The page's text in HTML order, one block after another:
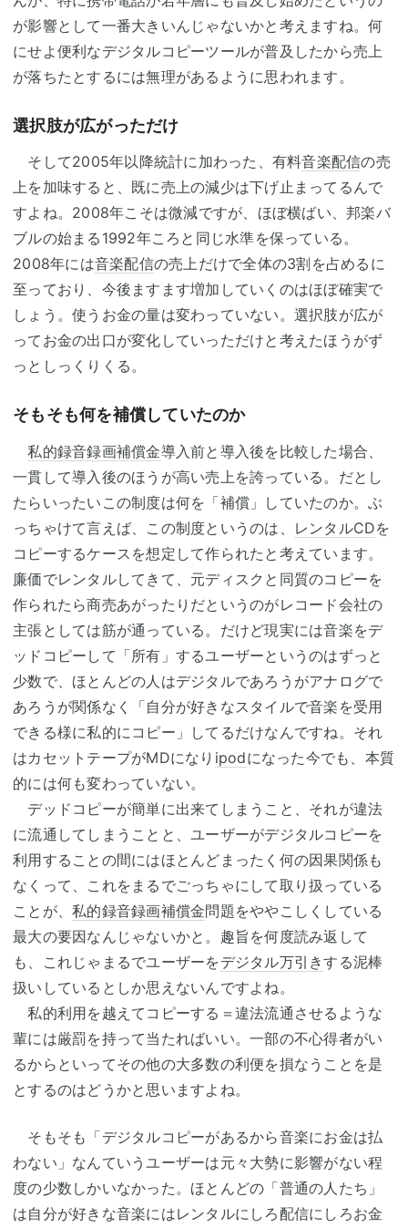
が影響として一番大きいんじゃないかと考えますね。何
にせよ便利なデジタルコピーツールが普及したから売上
が落ちたとするには無理があるように思われます。
選択肢が広がっただけ
そして2005年以降統計に加わった、有料音楽配信の売
上を加味すると、既に売上の減少は下げ止まってるんで
すよね。2008年こそは微減ですが、ほぼ横ばい、邦楽バ
ブルの始まる1992年ころと同じ水準を保っている。
2008年には音楽配信の売上だけで全体の3割を占めるに
至っており、今後ますます増加していくのはほぼ確実で
しょう。使うお金の量は変わっていない。選択肢が広が
ってお金の出口が変化していっただけと考えたほうがず
っとしっくりくる。
そもそも何を補償していたのか
私的録音録画補償金導入前と導入後を比較した場合、
一貫して導入後のほうが高い売上を誇っている。だとし
たらいったいこの制度は何を「補償」していたのか。ぶ
っちゃけて言えば、この制度というのは、
レンタルCDを
コピーするケースを想定して作られたと考えています。
廉価でレンタルしてきて、元ディスクと同質のコピーを
作られたら商売あがったりだというのがレコード会社の
主張としては筋が通っている。だけど現実には音楽をデ
ッドコピーして「所有」するユーザーというのはずっと
少数で、ほとんどの人はデジタルであろうがアナログで
あろうが関係なく「自分が好きなスタイルで音楽を受用
できる様に私的にコピー」してるだけなんですね。それ
はカセットテープがMDになり ipodになった今でも、本質
的には何も変わっていない。
デッドコピーが簡単に出来てしまうこと、それが違法
に流通してしまうことと、ユーザーがデジタルコピーを
利用することの間にはほとんどまったく何の因果関係も
なくって、これをまるでごっちゃにして取り扱っている
ことが、 私的録音録画補償金問題をややこしくしている
最大の要因なんじゃないかと。趣旨を何度読み返して
も、これじゃまるでユーザーをデジタル万引きする泥棒
扱いしているとしか思えないんですよね。
私的利用を越えてコピーする＝違法流通させるような
輩には厳罰を持って当たればいい。一部の不心得者がい
るからといってその他の大多数の利便を損なうことを是
とするのはどうかと思いますよね。
そもそも「デジタルコピーがあるから音楽にお金は払
わない」なんていうユーザーは元々大勢に影響がない程
度の少数しかいなかった。ほとんどの「普通の人たち」
は自分が好きな音楽にはレンタルにしろ配信にしろお金